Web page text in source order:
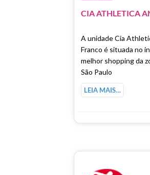
A unidade Cia
Franco é situada no
melhor shopping da
São Paulo
LEIA MAIS…